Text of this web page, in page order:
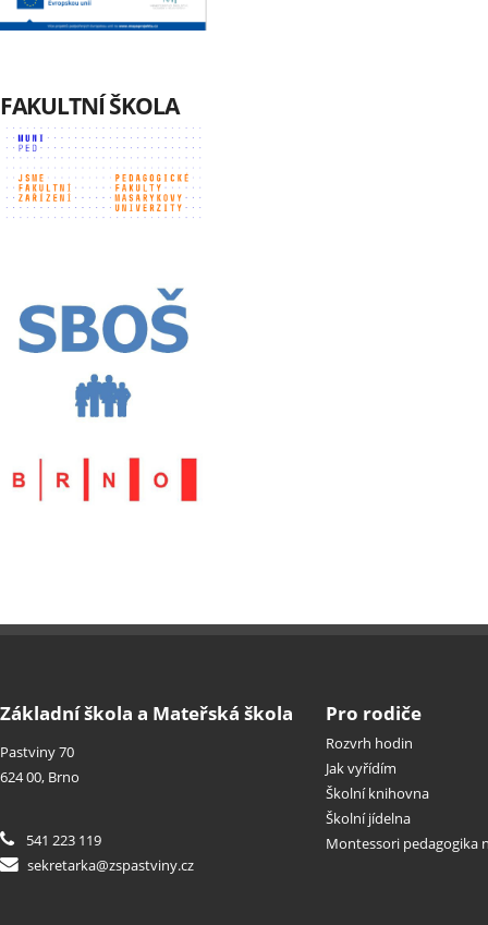
FAKULTNÍ ŠKOLA
Základní škola a Mateřská škola
Pastviny 70
624 00, Brno
541 223 119
sekretarka@zspastviny.cz
Pro rodiče
Rozvrh hodin
Jak vyřídím
Školní knihovna
Školní jídelna
Montessori pedagogika